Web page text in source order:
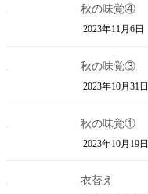
秋の味覚④
2023年11月6日
秋の味覚③
2023年10月31日
秋の味覚①
2023年10月19日
衣替え